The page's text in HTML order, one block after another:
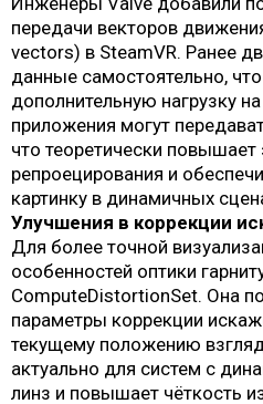
передачи векторов
vectors) в SteamVR. Ранее
данные самостоятельно,
дополнительную нагрузку
приложения могут
что теоретически
репроецирования и
картинку в динамичных
Улучшения в коррекции
Для более точной
особенностей оптики
ComputeDistortionSet. Она
параметры коррекции
текущему положению
актуально для систем с
линз и повышает чёткость